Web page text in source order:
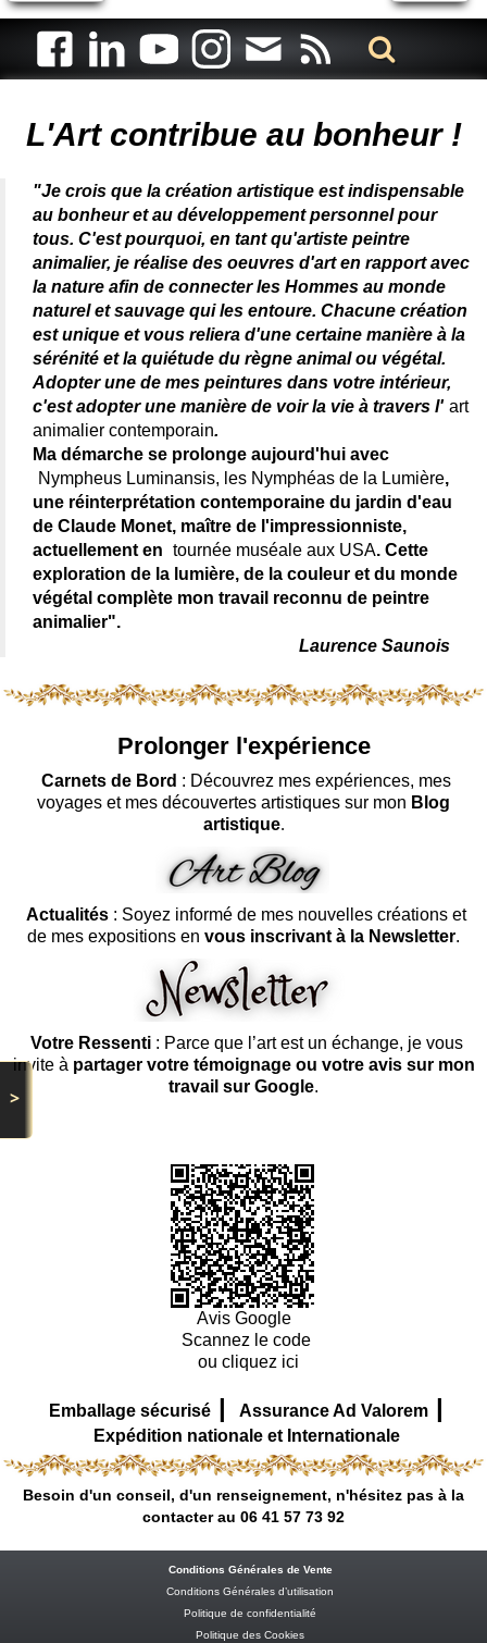
>
L'Art contribue au bonheur !
"Je crois que la création artistique est indispensable
au bonheur et au développement personnel pour
tous. C'est pourquoi, en tant qu'artiste peintre
animalier, je réalise des oeuvres d'art en rapport avec
la nature afin de connecter les Hommes au monde
naturel et sauvage qui les entoure. Chacune création
est unique et vous reliera d'une certaine manière à la
sérénité et la quiétude du règne animal ou végétal.
Adopter une de mes peintures dans votre intérieur,
c'est adopter une manière de voir la vie à travers l' art
animalier contemporain.
Ma démarche se prolonge aujourd'hui avec
Nympheus Luminansis, les Nymphéas de la Lumière,
une réinterprétation contemporaine du jardin d'eau
de Claude Monet, maître de l'impressionniste,
actuellement en tournée muséale aux USA. Cette
exploration de la lumière, de la couleur et du monde
végétal complète mon travail reconnu de peintre
animalier".
Laurence Saunois
Prolonger l'expérience
Carnets de Bord : Découvrez mes expériences, mes
voyages et mes découvertes artistiques sur mon Blog
artistique.
Actualités : Soyez informé de mes nouvelles créations et
de mes expositions en vous inscrivant à la Newsletter.
Votre Ressenti: Parce que l’art est un échange, je vous
invite à partager votre témoignage ou votre avis sur mon
travail sur Google.
Avis Google
Scannez le code
ou cliquez ici
Emballage sécurisé | Assurance Ad Valorem |
Expédition nationale et Internationale
Besoin d'un conseil, d'un renseignement, n'hésitez pas à la
contacter au 06 41 57 73 92
Conditions Générales de Vente
Conditions Générales d’utilisation
Politique de confidentialité
Politique des Cookies